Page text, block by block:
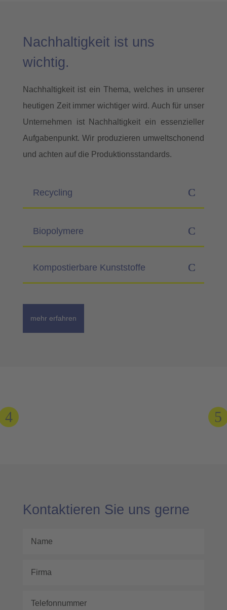
Nachhaltigkeit ist uns
wichtig.
Nachhaltigkeit ist ein Thema, welches in unserer
heutigen Zeit immer wichtiger wird. Auch für unser
Unternehmen ist Nachhaltigkeit ein essenzieller
Aufgabenpunkt. Wir produzieren umweltschonend
und achten auf die Produktionsstandards.
Recycling
Biopolymere
Kompostierbare Kunststoffe
mehr erfahren
Kontaktieren Sie uns gerne